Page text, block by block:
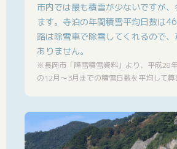
市内では最も積雪が少ないですが
ます。寺泊の年間積雪平均日数は
路は除雪車で除雪してくれるので
ありません。
※長岡市「降雪積雪資料」より、平成28
の12月〜3月までの積雪日数を平均して算